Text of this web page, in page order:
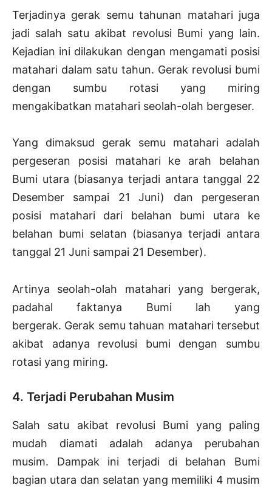
Terjadinya gerak semu tahunan matahari juga
jadi salah satu akibat revolusi Bumi yang lain.
Kejadian ini dilakukan dengan mengamati posisi
matahari dalam satu tahun. Gerak revolusi bumi
dengan sumbu rotasi yang miring
mengakibatkan matahari seolah-olah bergeser.
Yang dimaksud gerak semu matahari adalah
pergeseran posisi matahari ke arah belahan
Bumi utara (biasanya terjadi antara tanggal 22
Desember sampai 21 Juni) dan pergeseran
posisi matahari dari belahan bumi utara ke
belahan bumi selatan (biasanya terjadi antara
tanggal 21 Juni sampai 21 Desember).
Artinya seolah-olah matahari yang bergerak,
padahal faktanya Bumi lah yang
bergerak. Gerak semu tahuan matahari tersebut
akibat adanya revolusi bumi dengan sumbu
rotasi yang miring.
4. Terjadi Perubahan Musim
Salah satu akibat revolusi Bumi yang paling
mudah diamati adalah adanya perubahan
musim. Dampak ini terjadi di belahan Bumi
bagian utara dan selatan yang memiliki 4 musim